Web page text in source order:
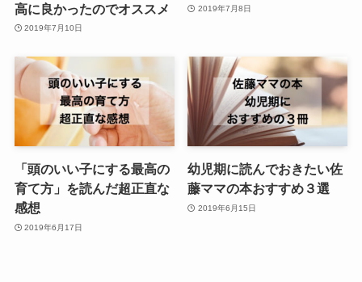
高に良かったのでオススメ
2019年7月10日
2019年7月8日
「頭のいい子にする最高の
育て方」を読んだ超正直な
感想
2019年6月17日
幼児期に読んでおきたい佐
藤ママの本おすすめ３選
2019年6月15日